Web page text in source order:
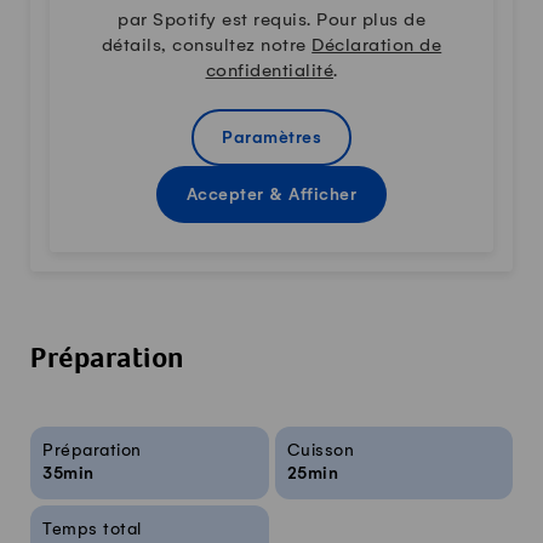
par Spotify est requis. Pour plus de
détails, consultez notre Déclaration de
confidentialité.
Paramètres
Accepter & Afficher
Préparation
Infos sur la recette
Préparation
35min
Cuisson
25min
Temps total